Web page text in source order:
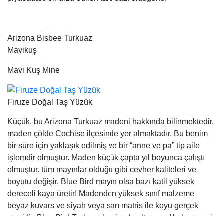
maden çölde Cochise ilçesinde yer almaktadır. Bu benim
bir süre için yaklaşık edilmiş ve bir “anne ve pa” tip aile
işlemdir olmuştur. Maden küçük çapta yıl boyunca çalıştı
olmuştur. tüm mayınlar olduğu gibi cevher kaliteleri ve
boyutu değişir. Blue Bird mayın olsa bazı katil yüksek
dereceli kaya üretir! Madenden yüksek sınıf malzeme
mavidir. Blue Bird Turkuaz benim de altın sarı / kahverengi
matris ile bazı harika orta mavi matris taş üretir. Bu katı
madde, çok zordur.
Castle Dome – AKA Pinto Vadisi
Castle Dome Turkuaz madeni ilk bakır için bir İkinci Dünya
Savaşı projesi olarak 1940 yılında Anglo madenciler
tarafından açıldı. Maden önce Anasazi Kızılderililer